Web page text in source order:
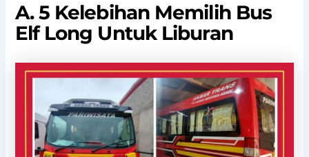
A. 5 Kelebihan Memilih Bus
Elf Long Untuk Liburan